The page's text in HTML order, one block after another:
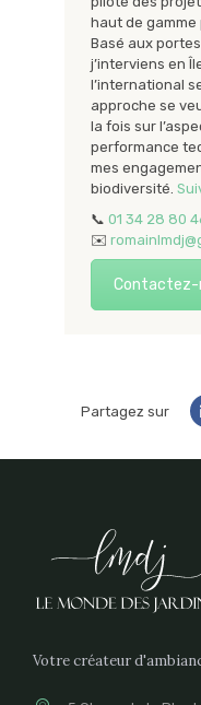
haut de
Basé aux
j’interviens en
l’international
approche se
la fois sur
performance
mes
biodiversité.
📞01 34 28 80
✉️
Contactez-
Partagez sur
Votre créateur